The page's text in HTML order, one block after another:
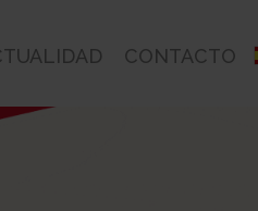
CONTACTO